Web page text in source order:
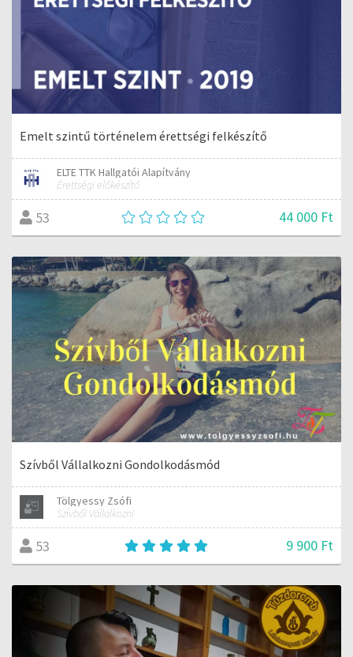
Emelt szintű történelem érettségi felkészítő
ELTE TTK Hallgatói Alapítvány
Érettségi előkészítő
53 44 000 Ft
Szívből Vállalkozni Gondolkodásmód
Tölgyessy Zsófi
Szívből Vállalkozni
53 9 900 Ft